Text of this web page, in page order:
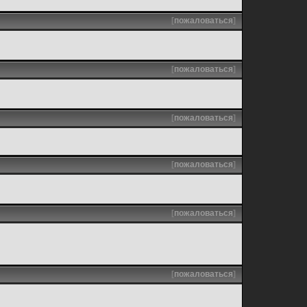
[пожаловаться]
[пожаловаться]
[пожаловаться]
[пожаловаться]
[пожаловаться]
[пожаловаться]